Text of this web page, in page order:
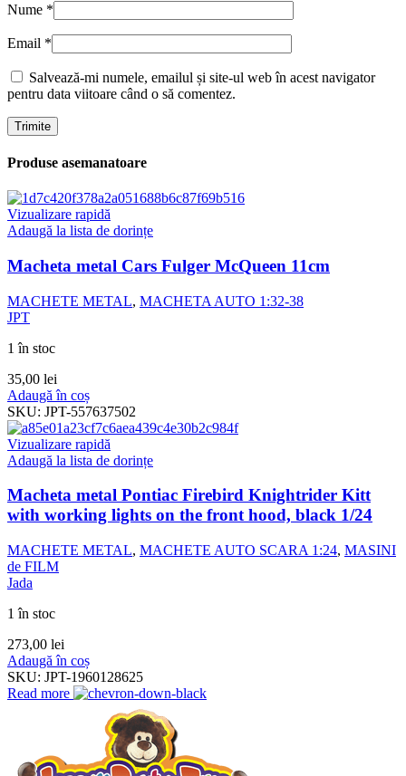
Nume *
Email *
Salvează-mi numele, emailul și site-ul web în acest navigator
pentru data viitoare când o să comentez.
Produse asemanatoare
Vizualizare rapidă
Adaugă la lista de dorințe
Macheta metal Cars Fulger McQueen 11cm
MACHETE METAL, MACHETA AUTO 1:32-38
JPT
1 în stoc
35,00 lei
Adaugă în coș
SKU: JPT-557637502
Vizualizare rapidă
Adaugă la lista de dorințe
Macheta metal Pontiac Firebird Knightrider Kitt
with working lights on the front hood, black 1/24
MACHETE METAL, MACHETE AUTO SCARA 1:24, MASINI
de FILM
Jada
1 în stoc
273,00 lei
Adaugă în coș
SKU: JPT-1960128625
Read more